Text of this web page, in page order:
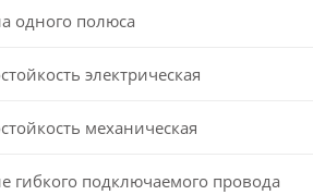
одного полюса
электрическая
механическая
гибкого подключаемого провода